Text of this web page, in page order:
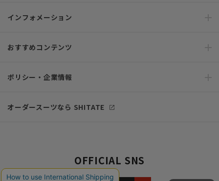
インフォメーション
おすすめコンテンツ
ポリシー・企業情報
オーダースーツなら SHITATE
OFFICIAL SNS